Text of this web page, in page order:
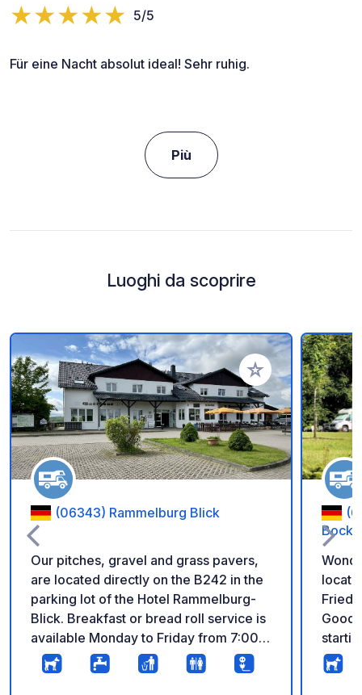
5/5
Für eine Nacht absolut ideal! Sehr ruhig.
Più
Luoghi da scoprire
Aggiungi ai tuoi
(06343) Rammelburg Blick
Our pitches, gravel and grass pavers,
are located directly on the B242 in the
parking lot of the Hotel Rammelburg-
Blick. Breakfast or bread roll service is
available Monday to Friday from 7:00
a.m. and Saturday to Sunday from 8:00
a.m. Our restaurant serves hot meals
Good